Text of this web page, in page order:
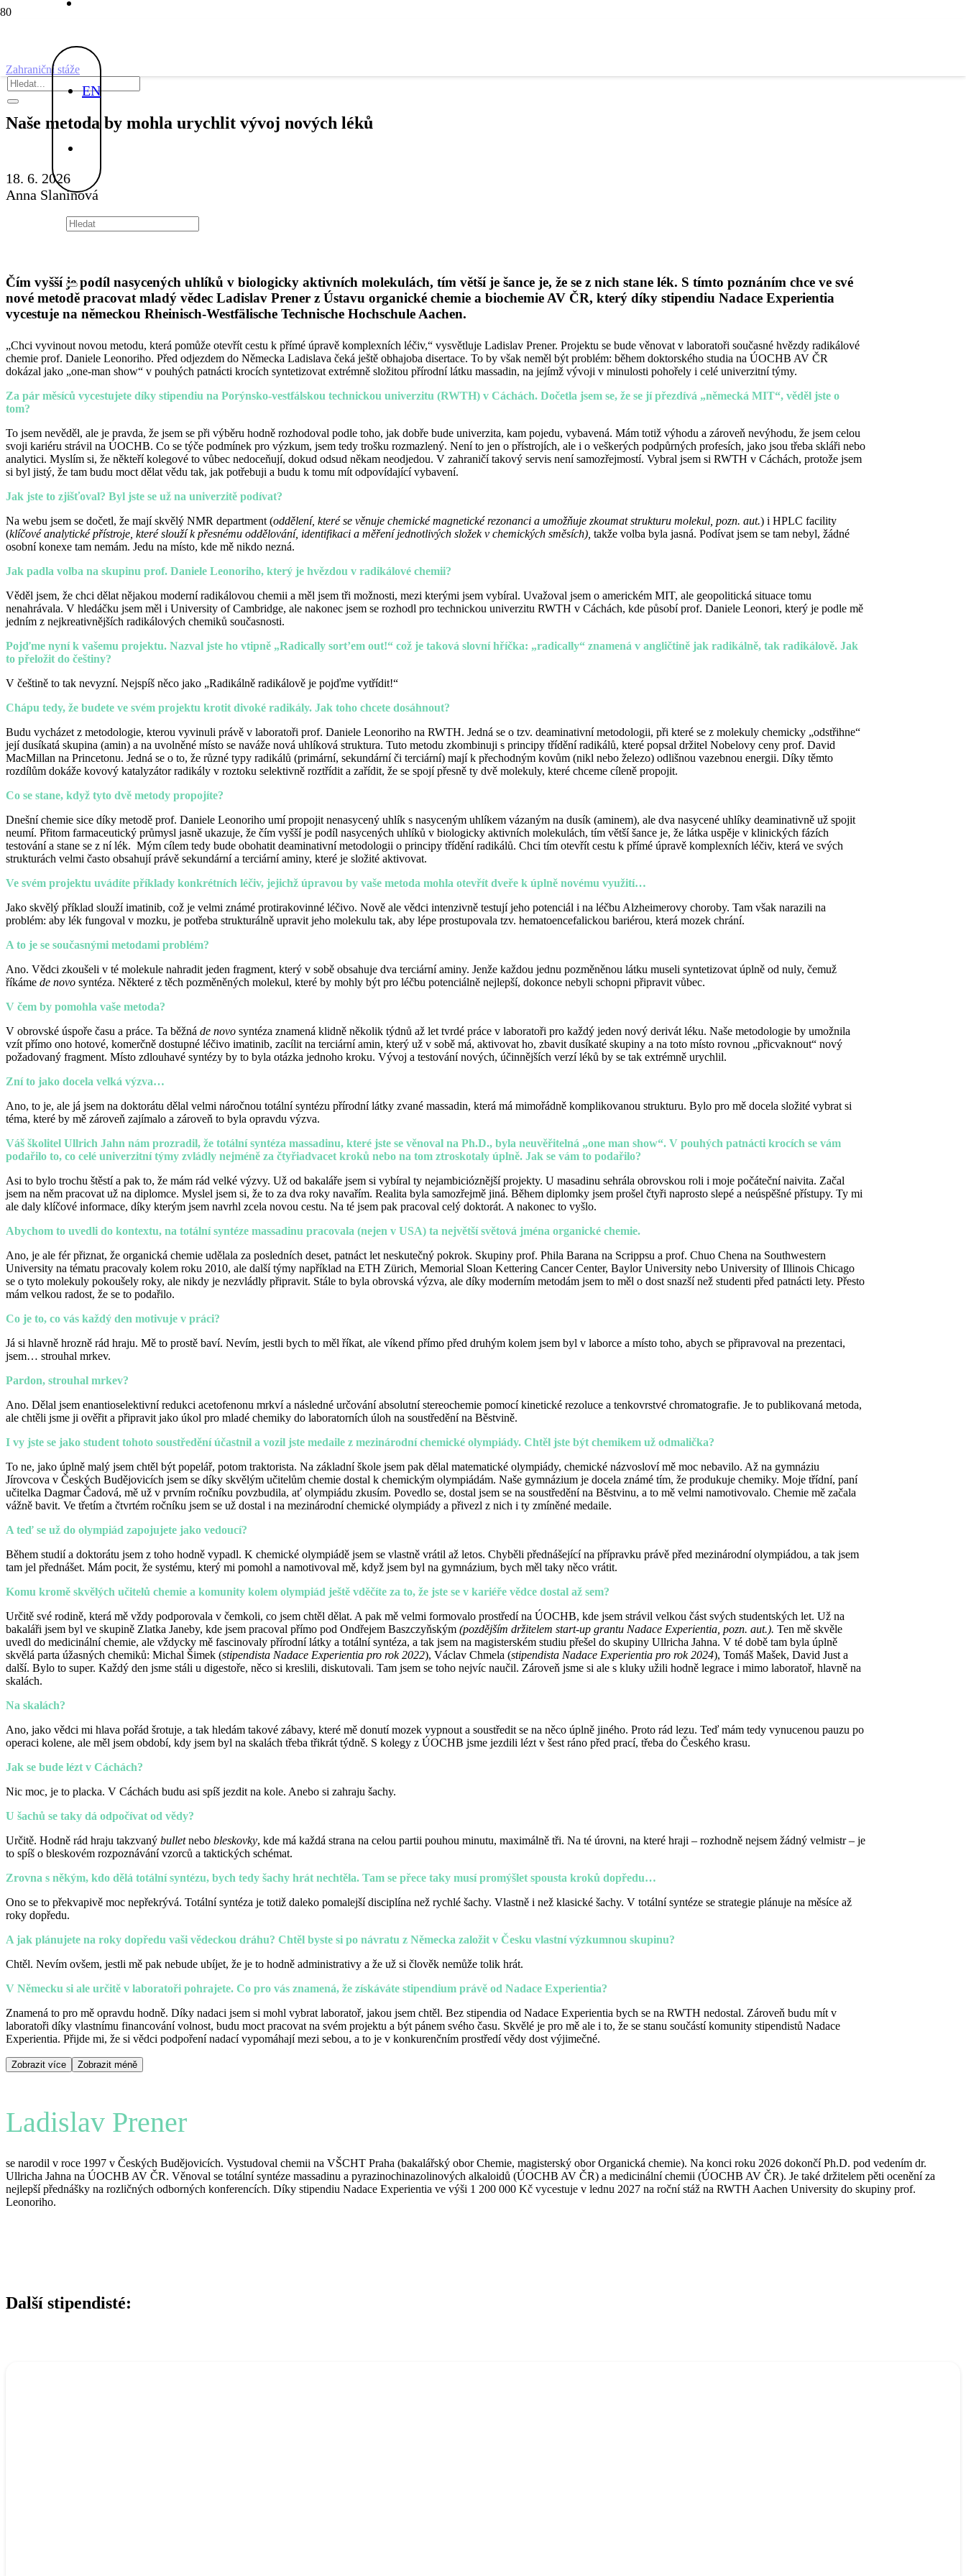
EN
Zahraniční stáže
Naše metoda by mohla urychlit vývoj nových léků
18. 6. 2026
Anna Slaninová
Čím vyšší je podíl nasycených uhlíků v biologicky aktivních molekulách, tím větší je šance je, že se z nich stane lék. S tímto poznáním chce ve své
nové metodě pracovat mladý vědec Ladislav Prener z Ústavu organické chemie a biochemie AV ČR, který díky stipendiu Nadace Experientia
vycestuje na německou Rheinisch-Westfälische Technische Hochschule Aachen.
„Chci vyvinout novou metodu, která pomůže otevřít cestu k přímé úpravě komplexních léčiv,“ vysvětluje Ladislav Prener. Projektu se bude věnovat v laboratoři současné hvězdy radikálové
chemie prof. Daniele Leonoriho. Před odjezdem do Německa Ladislava čeká ještě obhajoba disertace. To by však neměl být problém: během doktorského studia na ÚOCHB AV ČR
dokázal jako „one-man show“ v pouhých patnácti krocích syntetizovat extrémně složitou přírodní látku massadin, na jejímž vývoji v minulosti pohořely i celé univerzitní týmy.
Za pár měsíců vycestujete díky stipendiu na Porýnsko-vestfálskou technickou univerzitu (RWTH) v Cáchách. Dočetla jsem se, že se jí přezdívá „německá MIT“, věděl jste o
tom?
To jsem nevěděl, ale je pravda, že jsem se při výběru hodně rozhodoval podle toho, jak dobře bude univerzita, kam pojedu, vybavená. Mám totiž výhodu a zároveň nevýhodu, že jsem celou
svoji kariéru strávil na ÚOCHB. Co se týče podmínek pro výzkum, jsem tedy trošku rozmazlený. Není to jen o přístrojích, ale i o veškerých podpůrných profesích, jako jsou třeba skláři nebo
analytici. Myslím si, že někteří kolegové to vůbec nedoceňují, dokud odsud někam neodjedou. V zahraničí takový servis není samozřejmostí. Vybral jsem si RWTH v Cáchách, protože jsem
si byl jistý, že tam budu moct dělat vědu tak, jak potřebuji a budu k tomu mít odpovídající vybavení.
Jak jste to zjišťoval? Byl jste se už na univerzitě podívat?
Na webu jsem se dočetl, že mají skvělý NMR department (oddělení, které se věnuje chemické magnetické rezonanci a umožňuje zkoumat strukturu molekul, pozn. aut.) i HPLC facility
(klíčové analytické přístroje, které slouží k přesnému oddělování, identifikaci a měření jednotlivých složek v chemických směsích), takže volba byla jasná. Podívat jsem se tam nebyl, žádné
osobní konexe tam nemám. Jedu na místo, kde mě nikdo nezná.
Jak padla volba na skupinu prof. Daniele Leonoriho, který je hvězdou v radikálové chemii?
Věděl jsem, že chci dělat nějakou moderní radikálovou chemii a měl jsem tři možnosti, mezi kterými jsem vybíral. Uvažoval jsem o americkém MIT, ale geopolitická situace tomu
nenahrávala. V hledáčku jsem měl i University of Cambridge, ale nakonec jsem se rozhodl pro technickou univerzitu RWTH v Cáchách, kde působí prof. Daniele Leonori, který je podle mě
jedním z nejkreativnějších radikálových chemiků současnosti.
Pojďme nyní k vašemu projektu. Nazval jste ho vtipně „Radically sort’em out!“ což je taková slovní hříčka: „radically“ znamená v angličtině jak radikálně, tak radikálově. Jak
to přeložit do češtiny?
V češtině to tak nevyzní. Nejspíš něco jako „Radikálně radikálově je pojďme vytřídit!“
Chápu tedy, že budete ve svém projektu krotit divoké radikály. Jak toho chcete dosáhnout?
Budu vycházet z metodologie, kterou vyvinuli právě v laboratoři prof. Daniele Leonoriho na RWTH. Jedná se o tzv. deaminativní metodologii, při které se z molekuly chemicky „odstřihne“
její dusíkatá skupina (amin) a na uvolněné místo se naváže nová uhlíková struktura. Tuto metodu zkombinuji s principy třídění radikálů, které popsal držitel Nobelovy ceny prof. David
MacMillan na Princetonu. Jedná se o to, že různé typy radikálů (primární, sekundární či terciární) mají k přechodným kovům (nikl nebo železo) odlišnou vazebnou energii. Díky těmto
rozdílům dokáže kovový katalyzátor radikály v roztoku selektivně roztřídit a zařídit, že se spojí přesně ty dvě molekuly, které chceme cíleně propojit.
Co se stane, když tyto dvě metody propojíte?
Dnešní chemie sice díky metodě prof. Daniele Leonoriho umí propojit nenasycený uhlík s nasyceným uhlíkem vázaným na dusík (aminem), ale dva nasycené uhlíky deaminativně už spojit
neumí. Přitom farmaceutický průmysl jasně ukazuje, že čím vyšší je podíl nasycených uhlíků v biologicky aktivních molekulách, tím větší šance je, že látka uspěje v klinických fázích
testování a stane se z ní lék. Mým cílem tedy bude obohatit deaminativní metodologii o principy třídění radikálů. Chci tím otevřít cestu k přímé úpravě komplexních léčiv, která ve svých
strukturách velmi často obsahují právě sekundární a terciární aminy, které je složité aktivovat.
Ve svém projektu uvádíte příklady konkrétních léčiv, jejichž úpravou by vaše metoda mohla otevřít dveře k úplně novému využití…
Jako skvělý příklad slouží imatinib, což je velmi známé protirakovinné léčivo. Nově ale vědci intenzivně testují jeho potenciál i na léčbu Alzheimerovy choroby. Tam však narazili na
problém: aby lék fungoval v mozku, je potřeba strukturálně upravit jeho molekulu tak, aby lépe prostupovala tzv. hematoencefalickou bariérou, která mozek chrání.
A to je se současnými metodami problém?
Ano. Vědci zkoušeli v té molekule nahradit jeden fragment, který v sobě obsahuje dva terciární aminy. Jenže každou jednu pozměněnou látku museli syntetizovat úplně od nuly, čemuž
říkáme de novo syntéza. Některé z těch pozměněných molekul, které by mohly být pro léčbu potenciálně nejlepší, dokonce nebyli schopni připravit vůbec.
V čem by pomohla vaše metoda?
V obrovské úspoře času a práce. Ta běžná de novo syntéza znamená klidně několik týdnů až let tvrdé práce v laboratoři pro každý jeden nový derivát léku. Naše metodologie by umožnila
vzít přímo ono hotové, komerčně dostupné léčivo imatinib, zacílit na terciární amin, který už v sobě má, aktivovat ho, zbavit dusíkaté skupiny a na toto místo rovnou „přicvaknout“ nový
požadovaný fragment. Místo zdlouhavé syntézy by to byla otázka jednoho kroku. Vývoj a testování nových, účinnějších verzí léků by se tak extrémně urychlil.
Zní to jako docela velká výzva…
Ano, to je, ale já jsem na doktorátu dělal velmi náročnou totální syntézu přírodní látky zvané massadin, která má mimořádně komplikovanou strukturu. Bylo pro mě docela složité vybrat si
téma, které by mě zároveň zajímalo a zároveň to byla opravdu výzva.
Váš školitel Ullrich Jahn nám prozradil, že totální syntéza massadinu, které jste se věnoval na Ph.D., byla neuvěřitelná „one man show“. V pouhých patnácti krocích se vám
podařilo to, co celé univerzitní týmy zvládly nejméně za čtyřiadvacet kroků nebo na tom ztroskotaly úplně. Jak se vám to podařilo?
Asi to bylo trochu štěstí a pak to, že mám rád velké výzvy. Už od bakaláře jsem si vybíral ty nejambicióznější projekty. U masadinu sehrála obrovskou roli i moje počáteční naivita. Začal
jsem na něm pracovat už na diplomce. Myslel jsem si, že to za dva roky navařím. Realita byla samozřejmě jiná. Během diplomky jsem prošel čtyři naprosto slepé a neúspěšné přístupy. Ty mi
ale daly klíčové informace, díky kterým jsem navrhl zcela novou cestu. Na té jsem pak pracoval celý doktorát. A nakonec to vyšlo.
Abychom to uvedli do kontextu, na totální syntéze massadinu pracovala (nejen v USA) ta největší světová jména organické chemie.
Ano, je ale fér přiznat, že organická chemie udělala za posledních deset, patnáct let neskutečný pokrok. Skupiny prof. Phila Barana na Scrippsu a prof. Chuo Chena na Southwestern
University na tématu pracovaly kolem roku 2010, ale další týmy například na ETH Zürich, Memorial Sloan Kettering Cancer Center, Baylor University nebo University of Illinois Chicago
se o tyto molekuly pokoušely roky, ale nikdy je nezvládly připravit. Stále to byla obrovská výzva, ale díky moderním metodám jsem to měl o dost snazší než studenti před patnácti lety. Přesto
mám velkou radost, že se to podařilo.
Co je to, co vás každý den motivuje v práci?
Já si hlavně hrozně rád hraju. Mě to prostě baví. Nevím, jestli bych to měl říkat, ale víkend přímo před druhým kolem jsem byl v laborce a místo toho, abych se připravoval na prezentaci,
jsem… strouhal mrkev.
Pardon, strouhal mrkev?
Ano. Dělal jsem enantioselektivní redukci acetofenonu mrkví a následné určování absolutní stereochemie pomocí kinetické rezoluce a tenkovrstvé chromatografie. Je to publikovaná metoda,
ale chtěli jsme ji ověřit a připravit jako úkol pro mladé chemiky do laboratorních úloh na soustředění na Běstvině.
I vy jste se jako student tohoto soustředění účastnil a vozil jste medaile z mezinárodní chemické olympiády. Chtěl jste být chemikem už odmalička?
To ne, jako úplně malý jsem chtěl být popelář, potom traktorista. Na základní škole jsem pak dělal matematické olympiády, chemické názvosloví mě moc nebavilo. Až na gymnáziu
Jírovcova v Českých Budějovicích jsem se díky skvělým učitelům chemie dostal k chemickým olympiádám. Naše gymnázium je docela známé tím, že produkuje chemiky. Moje třídní, paní
učitelka Dagmar Čadová, mě už v prvním ročníku povzbudila, ať olympiádu zkusím. Povedlo se, dostal jsem se na soustředění na Běstvinu, a to mě velmi namotivovalo. Chemie mě začala
vážně bavit. Ve třetím a čtvrtém ročníku jsem se už dostal i na mezinárodní chemické olympiády a přivezl z nich i ty zmíněné medaile.
A teď se už do olympiád zapojujete jako vedoucí?
Během studií a doktorátu jsem z toho hodně vypadl. K chemické olympiádě jsem se vlastně vrátil až letos. Chyběli přednášející na přípravku právě před mezinárodní olympiádou, a tak jsem
tam jel přednášet. Mám pocit, že systému, který mi pomohl a namotivoval mě, když jsem byl na gymnázium, bych měl taky něco vrátit.
Komu kromě skvělých učitelů chemie a komunity kolem olympiád ještě vděčíte za to, že jste se v kariéře vědce dostal až sem?
Určitě své rodině, která mě vždy podporovala v čemkoli, co jsem chtěl dělat. A pak mě velmi formovalo prostředí na ÚOCHB, kde jsem strávil velkou část svých studentských let. Už na
bakaláři jsem byl ve skupině Zlatka Janeby, kde jsem pracoval přímo pod Ondřejem Baszczyňským (pozdějším držitelem start-up grantu Nadace Experientia, pozn. aut.). Ten mě skvěle
uvedl do medicinální chemie, ale vždycky mě fascinovaly přírodní látky a totální syntéza, a tak jsem na magisterském studiu přešel do skupiny Ullricha Jahna. V té době tam byla úplně
skvělá parta úžasných chemiků: Michal Šimek (stipendista Nadace Experientia pro rok 2022), Václav Chmela (stipendista Nadace Experientia pro rok 2024), Tomáš Mašek, David Just a
další. Bylo to super. Každý den jsme stáli u digestoře, něco si kreslili, diskutovali. Tam jsem se toho nejvíc naučil. Zároveň jsme si ale s kluky užili hodně legrace i mimo laboratoř, hlavně na
skalách.
Na skalách?
Ano, jako vědci mi hlava pořád šrotuje, a tak hledám takové zábavy, které mě donutí mozek vypnout a soustředit se na něco úplně jiného. Proto rád lezu. Teď mám tedy vynucenou pauzu po
operaci kolene, ale měl jsem období, kdy jsem byl na skalách třeba třikrát týdně. S kolegy z ÚOCHB jsme jezdili lézt v šest ráno před prací, třeba do Českého krasu.
Jak se bude lézt v Cáchách?
Nic moc, je to placka. V Cáchách budu asi spíš jezdit na kole. Anebo si zahraju šachy.
U šachů se taky dá odpočívat od vědy?
Určitě. Hodně rád hraju takzvaný bulletnebo bleskovky, kde má každá strana na celou partii pouhou minutu, maximálně tři. Na té úrovni, na které hraji – rozhodně nejsem žádný velmistr – je
to spíš o bleskovém rozpoznávání vzorců a taktických schémat.
Zrovna s někým, kdo dělá totální syntézu, bych tedy šachy hrát nechtěla. Tam se přece taky musí promýšlet spousta kroků dopředu…
Ono se to překvapivě moc nepřekrývá. Totální syntéza je totiž daleko pomalejší disciplína než rychlé šachy. Vlastně i než klasické šachy. V totální syntéze se strategie plánuje na měsíce až
roky dopředu.
A jak plánujete na roky dopředu vaši vědeckou dráhu? Chtěl byste si po návratu z Německa založit v Česku vlastní výzkumnou skupinu?
Chtěl. Nevím ovšem, jestli mě pak nebude ubíjet, že je to hodně administrativy a že už si člověk nemůže tolik hrát.
V Německu si ale určitě v laboratoři pohrajete. Co pro vás znamená, že získáváte stipendium právě od Nadace Experientia?
Znamená to pro mě opravdu hodně. Díky nadaci jsem si mohl vybrat laboratoř, jakou jsem chtěl. Bez stipendia od Nadace Experientia bych se na RWTH nedostal. Zároveň budu mít v
laboratoři díky vlastnímu financování volnost, budu moct pracovat na svém projektu a být pánem svého času. Skvělé je pro mě ale i to, že se stanu součástí komunity stipendistů Nadace
Experientia. Přijde mi, že si vědci podpoření nadací vypomáhají mezi sebou, a to je v konkurenčním prostředí vědy dost výjimečné.
Zobrazit více Zobrazit méně
Ladislav Prener
se narodil v roce 1997 v Českých Budějovicích. Vystudoval chemii na VŠCHT Praha (bakalářský obor Chemie, magisterský obor Organická chemie). Na konci roku 2026 dokončí Ph.D. pod vedením dr.
Ullricha Jahna na ÚOCHB AV ČR. Věnoval se totální syntéze massadinu a pyrazinochinazolinových alkaloidů (ÚOCHB AV ČR) a medicinální chemii (ÚOCHB AV ČR). Je také držitelem pěti ocenění za
nejlepší přednášky na rozličných odborných konferencích. Díky stipendiu Nadace Experientia ve výši 1 200 000 Kč vycestuje v lednu 2027 na roční stáž na RWTH Aachen University do skupiny prof.
Leonoriho.
Další stipendisté: